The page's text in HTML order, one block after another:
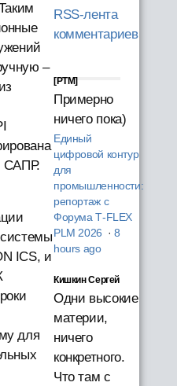
–
САПР.
ICS, и
для
RSS-лента
комментариев
[PTM]
Примерно
ничего пока)
Единый
цифровой контур
для
промышленности:
репортаж с
Форума T‑FLEX
PLM 2026 ·8
hours ago
Кишкин Сергей
Одни высокие
материи,
ничего
конкретного.
Что там с